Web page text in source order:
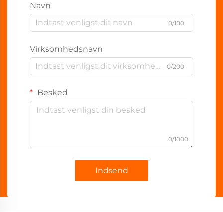
Navn
0/100
Virksomhedsnavn
0/200
Besked
0/1000
Indsend